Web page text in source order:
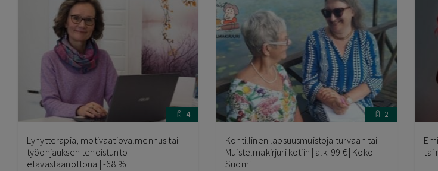
4
Lyhytterapia, motivaatiovalmennus tai
työohjauksen tehoistunto
etävastaanottona | -68 %
2
Kontillinen lapsuusmuistoja turvaan tai
Muistelmakirjuri kotiin | alk. 99 € | Koko
Suomi
tai